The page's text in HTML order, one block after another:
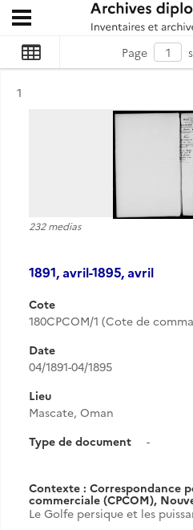
Archives diplomatiques
Ouvrir le menu déroulant
Page
Résultat n°
1
232 medias
1891, avril-1895, avril
Cote
180CPCOM/1 (Cote de
Date
04/1891-04/1895
Lieu
Mascate, Oman
Type de document
-
Contexte : Correspondance
commerciale (CPCOM),
Le Golfe persique et les